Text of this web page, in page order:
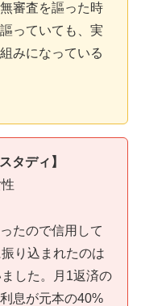
審査を謳った時
っていても、実
みになっている
タディ】
たので信用して
り込まれたのは
した。月1返済の
息が元本の40%